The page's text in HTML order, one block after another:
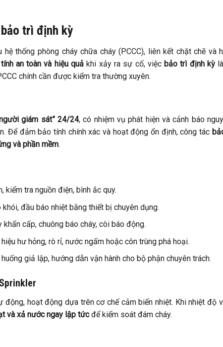
trì định kỳ
thống phòng cháy chữa cháy (PCCC), liên kết chặt chẽ và
tính an toàn và hiệu quả khi xảy ra sự cố, việcbảo trì định kỳ
chính cần được kiểm tra thường xuyên.
giám sát” 24/24, có nhiệm vụ phát hiện và cảnh báo
Để đảm bảo tính chính xác và hoạt động ổn định, công tác
và phần mềm.
kiểm tra nguồn điện, bình ắc quy.
đầu báo nhiệt bằng thiết bị chuyên dụng.
cấp, chuông báo cháy, còi báo động.
hư hỏng, rò rỉ, nước ngấm hoặc côn trùng phá hoại.
giả lập, hướng dẫn vận hành cho bộ phận chuyên trách.
động, hoạt động dựa trên cơ chế cảm biến nhiệt. Khi nhiệt độ
và xả nước ngay lập tứcđể kiểm soát đám cháy.